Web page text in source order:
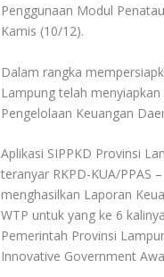
Penggunaan Modul
Kamis (10/12).
Dalam rangka
Lampung telah
Pengelolaan Keuangan
Aplikasi SIPPKD Provinsi
teranyar RKPD-KUA/PPAS
menghasilkan Laporan
WTP untuk yang ke 6
Pemerintah Provinsi
Innovative Government